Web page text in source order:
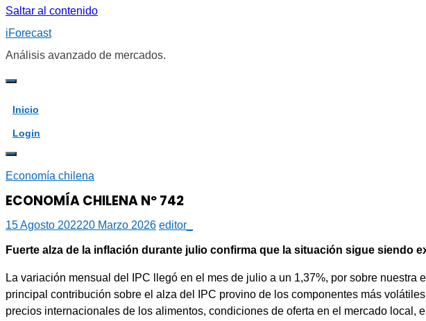
Saltar al contenido
iForecast
Análisis avanzado de mercados.
Inicio
Login
Economía chilena
ECONOMÍA CHILENA Nº 742
15 Agosto 202220 Marzo 2026 editor_
Fuerte alza de la inflación durante julio confirma que la situación sigue siendo
La variación mensual del IPC llegó en el mes de julio a un 1,37%, por sobre
principal contribución sobre el alza del IPC provino de los componentes más
precios internacionales de los alimentos, condiciones de oferta en el mercado